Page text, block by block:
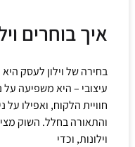
איך בוחרים
בחירה של וילון לעסק היא
עיצובי – היא משפיעה על
חוויית הלקוח, ואפילו על
והתאורה בחלל. השוק מציע
וילונות, וכדי